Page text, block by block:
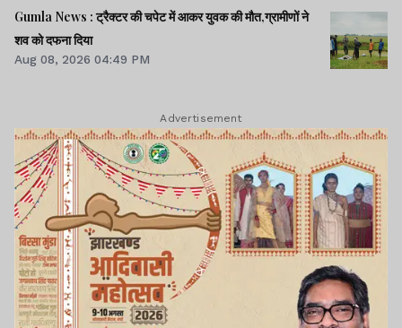
Gumla News : ट्रैक्टर की चपेट में आकर युवक की मौत,ग्रामीणों ने
शव को दफना दिया
Aug 08, 2026 04:49 PM
Advertisement